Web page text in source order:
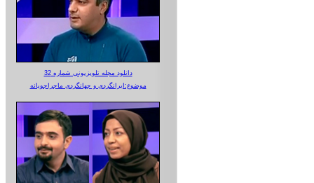
دانلود مجله تلویزیونی شماره 32
موضوع:ایرانگردی و جهانگردی ماجراجویانه